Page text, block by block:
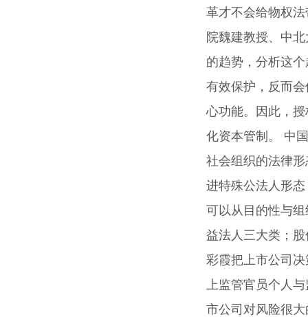
革才不会给物权
院魏建教授、中
的趋势，分析这
有效保护，反而
心功能。因此，
化资本管制。 中
社会组织的法律
进特殊公法人形
可以从目的性与
益法人三大类；
彩霞把上市公司
上监管官员个人
市公司对风险很